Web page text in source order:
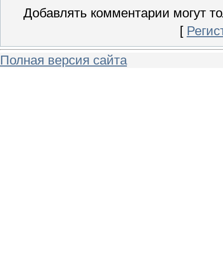
Добавлять комментарии могут
[
Полная версия сайта